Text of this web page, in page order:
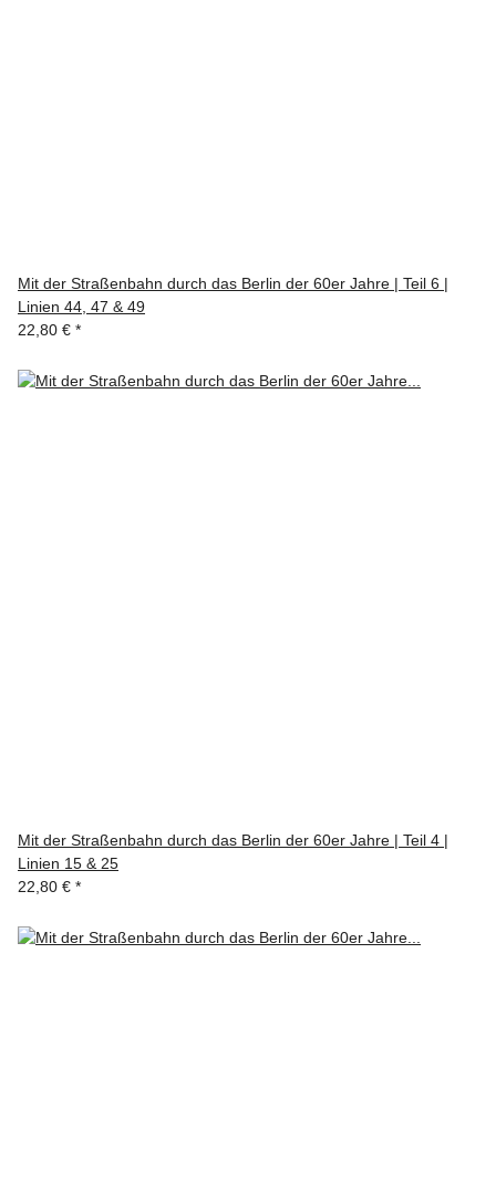
Mit der Straßenbahn durch das Berlin der 60er Jahre | Teil 6 |
Linien 44, 47 & 49
22,80 € *
Mit der Straßenbahn durch das Berlin der 60er Jahre | Teil 4 |
Linien 15 & 25
22,80 € *